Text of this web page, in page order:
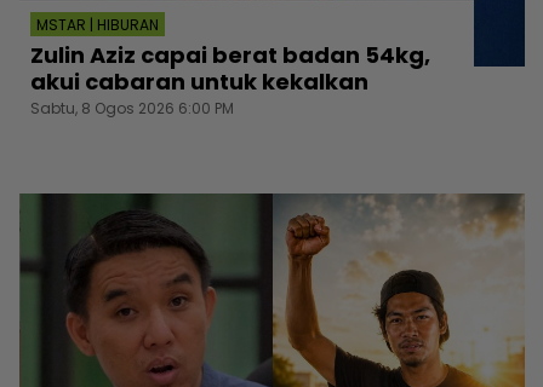
MSTAR | HIBURAN
Zulin Aziz capai berat badan 54kg,
akui cabaran untuk kekalkan
Sabtu, 8 Ogos 2026 6:00 PM